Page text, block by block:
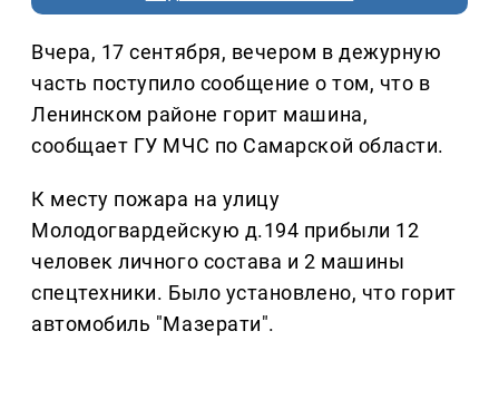
Вчера, 17 сентября, вечером в дежурную
часть поступило сообщение о том, что в
Ленинском районе горит машина,
сообщает ГУ МЧС по Самарской области.
К месту пожара на улицу
Молодогвардейскую д.194 прибыли 12
человек личного состава и 2 машины
спецтехники. Было установлено, что горит
автомобиль "Мазерати".